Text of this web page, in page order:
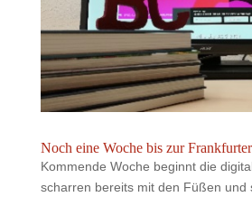
Noch eine Woche bis zur
Kommende Woche beginnt die
scharren bereits mit den Füßen und